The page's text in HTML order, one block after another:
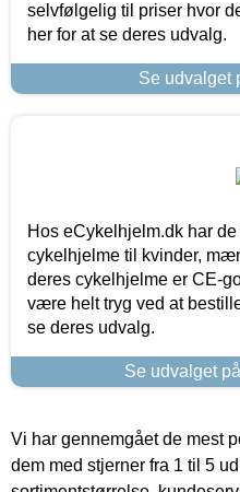
selvfølgelig til priser hvor
her for at se deres udvalg.
Se udvalget
Hos eCykelhjelm.dk har
cykelhjelme til kvinder,
deres cykelhjelme er CE-
være helt tryg ved at
se deres udvalg.
Se udvalget
Vi har gennemgået de mest
dem med stjerner fra 1 til 5